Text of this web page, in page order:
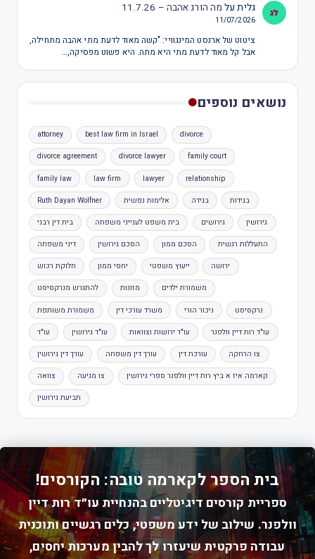
גליתעל מה הורג אהבה – 11.7.26
11/07/2026
ציטוט של ארנסט המינגוויי: "קשה מאוד לדעת מתי אהבה מתחילה,
אבל קל מאוד לדעת מתי היא מתה. היא פשוט מפסיקה,…
נושאים נוספים
attorney best law firm in Israel divorce
divorce agreement divorce lawyer family court
family law law firm lawyer relationship
Ruth Dayan Wolfner אלימות נפשית בגידה בגידות
בית דין רבני בית משפט לענייני משפחה גירושים גירושין
דיני משפחה הסכם גירושין הסכם ממון התעללות רגשית
חלוקת רכוש יחסי ממון ייעוץ משפטי ירושה
להתגרש מנרקסיסט מזונות משמורת ילדים
משמורת משותפת משרד עורכי דין ניכור הורי נרקסיסט
עו"ד עו"ד גירושין עו"ד ירושות וצוואות עו"ד רות דיין וולפנר
עורך דין גירושין עורך דין משפחה עורכת דין צו הרחקה
צוואה צו מניעה קארמה איז א ביץ רות דיין וולפנר ספרי גירושין
תביעת גירושין
בית הספר לקארמה טובה: הקורסים!
ספריית קורסים דיגיטליים בהנחיית עו״ד רות דיין
וולפנר. שילוב של ידע משפטי, כלים רגשיים ותוכנית
עבודה פרקטית שיעזרו לך להבין מערכות יחסים,